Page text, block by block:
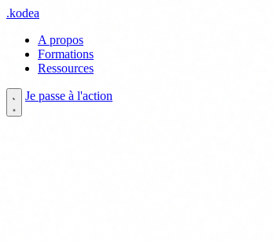
.kodea
A propos
Formations
Ressources
Je passe à l'action